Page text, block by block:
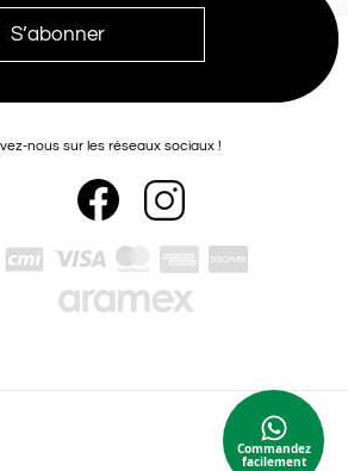
nous sur les réseaux sociaux !
Commandez
facilement